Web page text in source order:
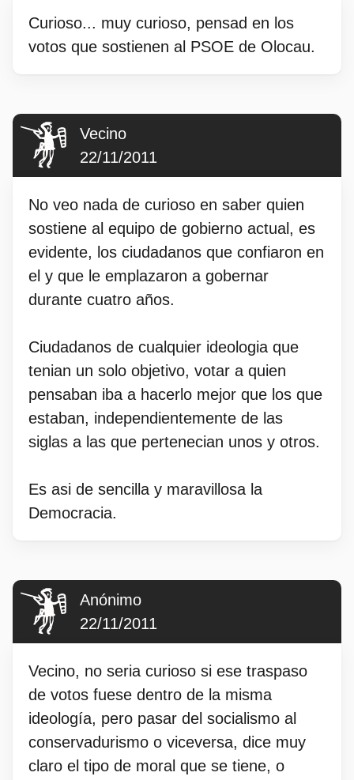
Curioso... muy curioso, pensad en los
votos que sostienen al PSOE de Olocau.
Vecino
22/11/2011
No veo nada de curioso en saber quien
sostiene al equipo de gobierno actual, es
evidente, los ciudadanos que confiaron en
el y que le emplazaron a gobernar
durante cuatro años.
Ciudadanos de cualquier ideologia que
tenian un solo objetivo, votar a quien
pensaban iba a hacerlo mejor que los que
estaban, independientemente de las
siglas a las que pertenecian unos y otros.
Es asi de sencilla y maravillosa la
Democracia.
Anónimo
22/11/2011
Vecino, no seria curioso si ese traspaso
de votos fuese dentro de la misma
ideología, pero pasar del socialismo al
conservadurismo o viceversa, dice muy
claro el tipo de moral que se tiene, o